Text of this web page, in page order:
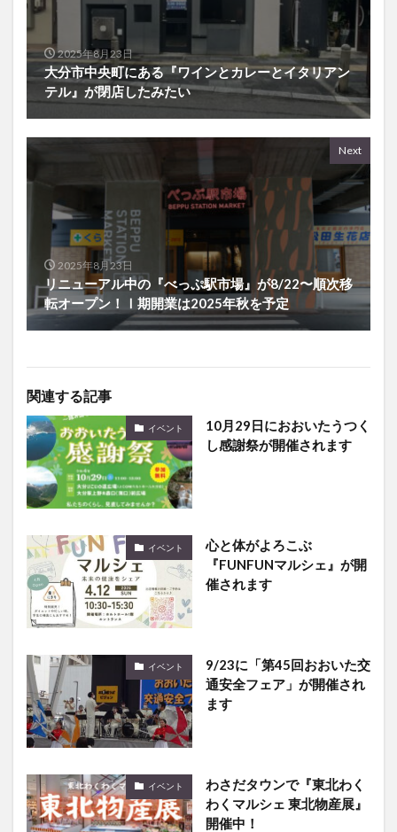
2025年8月23日
大分市中央町にある『ワインとカレーとイタリアン
テル』が閉店したみたい
Next
2025年8月23日
リニューアル中の『べっぷ駅市場』が8/22〜順次移
転オープン！Ⅰ期開業は2025年秋を予定
関連する記事
イベント
10月29日におおいたうつく
し感謝祭が開催されます
イベント
心と体がよろこぶ
『FUNFUNマルシェ』が開
催されます
イベント
9/23に「第45回おおいた交
通安全フェア」が開催され
ます
イベント
わさだタウンで『東北わく
わくマルシェ 東北物産展』
開催中！